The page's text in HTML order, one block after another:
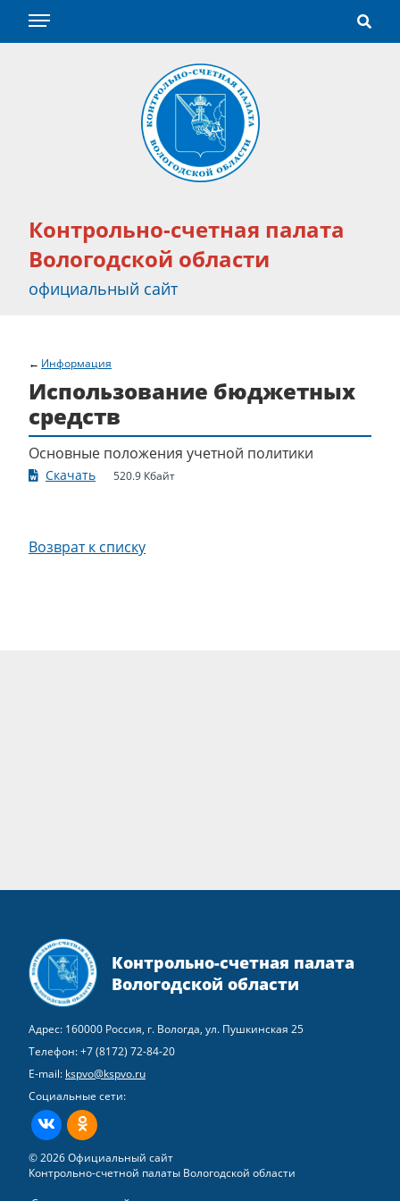
Контрольно-счетная палата
Вологодской области
официальный сайт
Информация
Использование бюджетных
средств
Основные положения учетной политики
Скачать 520.9 Кбайт
Возврат к списку
Контрольно-счетная палата
Вологодской области
Адрес: 160000 Россия, г. Вологда, ул. Пушкинская 25
Телефон:+7 (8172) 72-84-20
E-mail: kspvo@kspvo.ru
Социальные сети:
ВКонтактеОдноклассники
© 2026 Официальный сайт
Контрольно-счетной палаты Вологодской области